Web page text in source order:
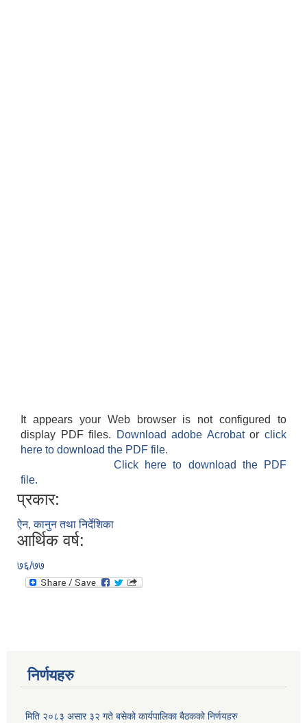
It appears your Web browser is not configured to
display PDF files.
Download adobe Acrobatorclick
here to download the PDF file.
Click here to download the PDF
file.
प्रकार:
ऐन, कानुन तथा निर्देशिका
आर्थिक वर्ष:
७६/७७
निर्णयहरु
मिति २०८३ असार ३२ गते बसेको कार्यपालिका बैठकको निर्णयहरु